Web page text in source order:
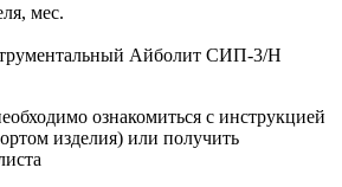
мес.
Айболит СИП-3/Н
ознакомиться с инструкцией
изделия) или получить